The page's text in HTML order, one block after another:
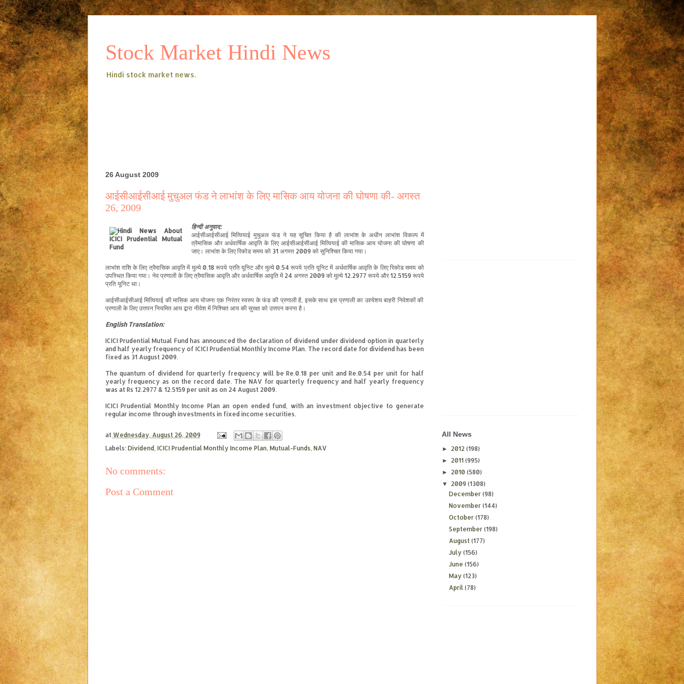
Stock Market Hindi News
Hindi stock market news.
26 August 2009
आईसीआईसीआई मुचुअल फंड ने लाभांश के लिए मासिक आय योजना की घोषणा की- अगस्त
26, 2009
हिन्दीअनुवाद:
आईसीआईसीआईमित्वियाई मुचुअल फंड ने यह सूचित किया है की लाभांश के अधीन लाभांश विकल्प में
त्रैमासिक और अर्धवार्षिक आवृति के लिए आईसीआईसीआई मित्वियाई की मासिक आय योजना की घोषणा की
जाए। लाभांश के लिए रिकोड समय को 31 अगस्त 2009 को सुनिश्चित किया गया।
लाभांश राशि के लिए त्रैमासिक आवृति में मुल्ये 0.18 रूपये प्रति यूनिट और मुल्ये 0.54 रूपये प्रति यूनिटमेंअर्धवार्षिक आवृति के लिए रिकोड समय को
उपस्थित किया गया। नेव प्रणाली के लिए त्रैमासिक आवृति और अर्धवार्षिक आवृति में 24 अगस्त 2009 को मुल्ये 12.2977 रूपये और 12.5159 रूपये
प्रति यूनिट था।
आईसीआईसीआई मित्वियाई की मासिक आय योजना एक निरंतर स्वरुप के फंड की प्रणाली है, इसके साथ इस प्रणाली का उद्द्येशय बाहरी निवेशकों की
प्रणाली के लिए उत्तपन नियमित आय द्बारा नीवेश में निश्चित आय की सुरक्षा को उत्तपन करना है।
English Translation:
ICICI Prudential Mutual Fund has announced the declaration of dividend under dividend option in quarterly
and half yearly frequency of ICICI Prudential Monthly Income Plan. The record date for dividend has been
fixed as 31 August 2009.
The quantum of dividend for quarterly frequency will be Re.0.18 per unit and Re.0.54 per unit for half
yearly frequency as on the record date. The NAV for quarterly frequency and half yearly frequency
was at Rs 12.2977 & 12.5159 per unit as on 24 August 2009.
ICICI Prudential Monthly Income Plan an open ended fund, with an investment objective to generate
regular income through investments in fixed income securities.
at Wednesday, August 26, 2009
Labels: Dividend, ICICI Prudential Monthly Income Plan, Mutual-Funds, NAV
No comments:
Post a Comment
All News
► 2012 (198)
► 2011 (995)
► 2010 (580)
▼ 2009 (1308)
December (98)
November (144)
October (178)
September (198)
August (177)
July (156)
June (156)
May (123)
April (78)